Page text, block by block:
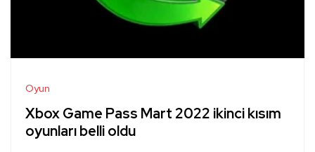
Oyun
Xbox Game Pass Mart 2022 ikinci kısım
oyunları belli oldu